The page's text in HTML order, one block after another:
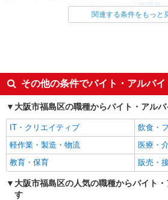
管理員
入社日応相談
Web面接
未経験歓迎
経験者
女性活躍中
主婦・
フリーター歓迎
学歴不問
ブランクOK
ミドル
副業・WワークOK
交通費支給
関連する条件をもっと
その他の条件でバイト・アルバ
大阪市福島区の職種からバイト・アル
IT・クリエイティブ
飲食・
軽作業・製造・物流
医療・
教育・保育
販売・
大阪市福島区の人気の職種からバイト
す